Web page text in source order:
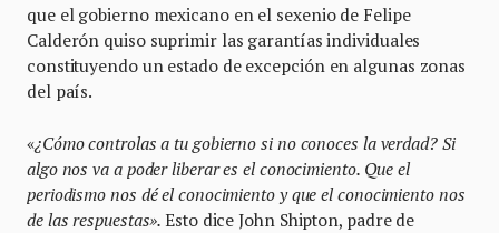
que el gobierno mexicano en el sexenio de Felipe
Calderón quiso suprimir las garantías individuales
constituyendo un estado de excepción en algunas zonas
del país.
«¿Cómo controlas a tu gobierno si no conoces la verdad? Si
algo nos va a poder liberar es el conocimiento. Que el
periodismo nos dé el conocimiento y que el conocimiento nos
de las respuestas».Esto dice John Shipton, padre de